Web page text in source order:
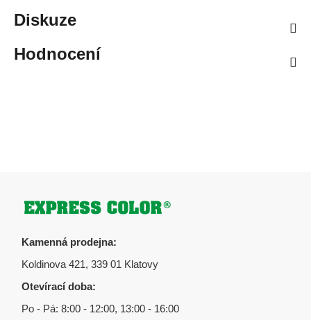
Diskuze
Hodnocení
Zápatí
Kamenná prodejna:
Koldinova 421, 339 01 Klatovy
Otevírací doba:
Po - Pá: 8:00 - 12:00, 13:00 - 16:00